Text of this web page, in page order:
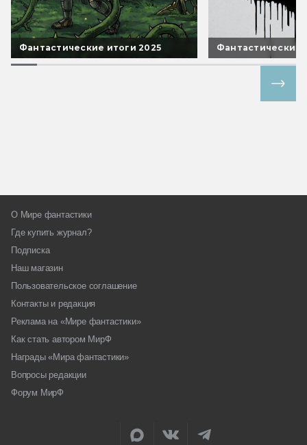
Фантастические итоги 2025 Фантастические
О Мире фантастики
Где купить журнал?
Подписка
Наш магазин
Пользовательское соглашение
Контакты и редакция
Реклама на «Мире фантастики»
Как стать автором МирФ
Награды «Мира фантастики»
Вопросы редакции
Форум МирФ